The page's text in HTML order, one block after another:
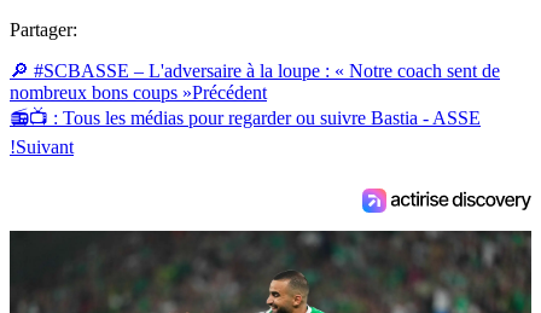
Partager:
🔎 #SCBASSE – L'adversaire à la loupe : « Notre coach sent de
nombreux bons coups »Précédent
📻📺 : Tous les médias pour regarder ou suivre Bastia - ASSE
!Suivant